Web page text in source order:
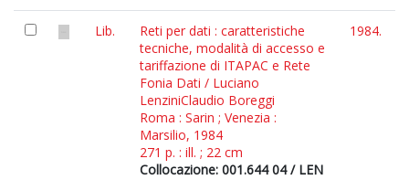
Lib.
Reti per dati : caratteristiche
tecniche, modalità di accesso e
tariffazione di ITAPAC e Rete
Fonia Dati / Luciano
LenziniClaudio Boreggi
Roma : Sarin ; Venezia :
Marsilio, 1984
271 p. : ill. ; 22 cm
Collocazione: 001.644 04 / LEN
1984.